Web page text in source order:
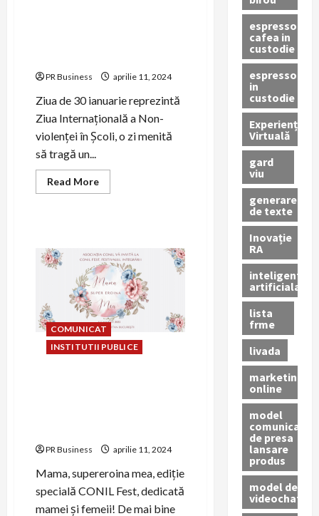
PR Business aprilie 11, 2024
Ziua de 30 ianuarie reprezintă
Ziua Internațională a Non-
violenței în Școli, o zi menită
să tragă un...
Read MoreRead
more
organizat
de
Asociația
CONIL
cu
ocazia
Zilei
Nonviolenței
in
Școli
COMUNICAT
INSTITUTII PUBLICE
PR Business aprilie 11, 2024
Mama, supereroina mea, ediție
specială CONIL Fest, dedicată
mamei și femeii! De mai bine
espressor
cafea in
custodie
espressor
in
custodie
Experiență
Virtuală
gard
viu
generare
de texte
Inovație
RA
inteligenta
artificiala
lista
frme
livada
marketing
online
model
comunicat
de presa
lansare
produs
model de
videochat